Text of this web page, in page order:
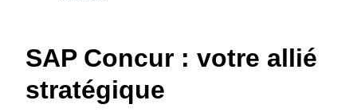
SAP Concur : votre allié
stratégique